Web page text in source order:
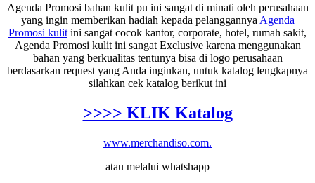
Agenda Promosi bahan kulit pu ini sangat di minati oleh perusahaan
yang ingin memberikan hadiah kepada pelanggannya Agenda
Promosi kulit ini sangat cocok kantor, corporate, hotel, rumah sakit,
Agenda Promosi kulit ini sangat Exclusive karena menggunakan
bahan yang berkualitas tentunya bisa di logo perusahaan
berdasarkan request yang Anda inginkan, untuk katalog lengkapnya
silahkan cek katalog berikut ini
>>>> KLIK Katalog
www.merchandiso.com.
atau melalui whatshapp